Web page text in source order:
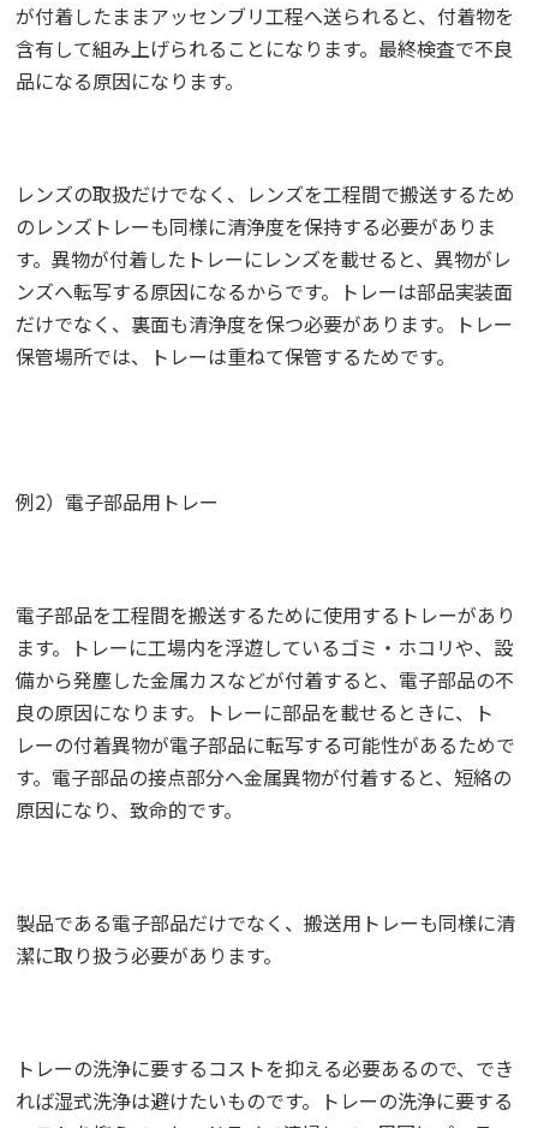
が付着したままアッセンブリ工程へ送られると、付着物を
含有して組み上げられることになります。最終検査で不良
品になる原因になります。
レンズの取扱だけでなく、レンズを工程間で搬送するため
のレンズトレーも同様に清浄度を保持する必要がありま
す。異物が付着したトレーにレンズを載せると、異物がレ
ンズへ転写する原因になるからです。トレーは部品実装面
だけでなく、裏面も清浄度を保つ必要があります。トレー
保管場所では、トレーは重ねて保管するためです。
例2）電子部品用トレー
電子部品を工程間を搬送するために使用するトレーがあり
ます。トレーに工場内を浮遊しているゴミ・ホコリや、設
備から発塵した金属カスなどが付着すると、電子部品の不
良の原因になります。トレーに部品を載せるときに、ト
レーの付着異物が電子部品に転写する可能性があるためで
す。電子部品の接点部分へ金属異物が付着すると、短絡の
原因になり、致命的です。
製品である電子部品だけでなく、搬送用トレーも同様に清
潔に取り扱う必要があります。
トレーの洗浄に要するコストを抑える必要あるので、でき
れば湿式洗浄は避けたいものです。トレーの洗浄に要する